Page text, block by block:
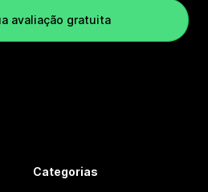
avaliação gratuita
Categorias